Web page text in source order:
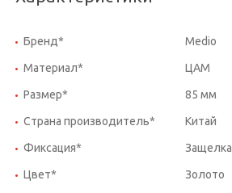
Бренд* Medio
Материал* ЦАМ
Размер* 85 мм
Страна производитель* Китай
Фиксация* Защелка
Цвет* Золото